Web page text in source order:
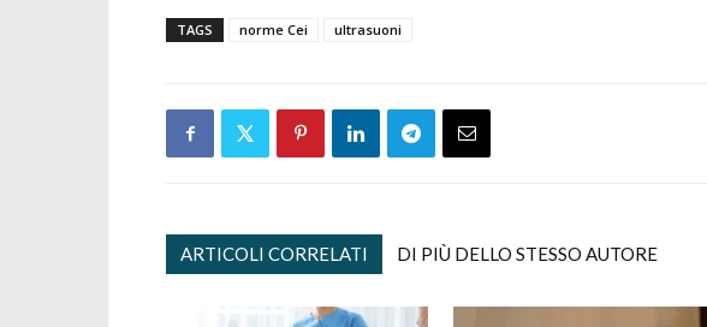
TAGS norme Cei ultrasuoni
ARTICOLI CORRELATI DI PIÙ DELLO STESSO AUTORE